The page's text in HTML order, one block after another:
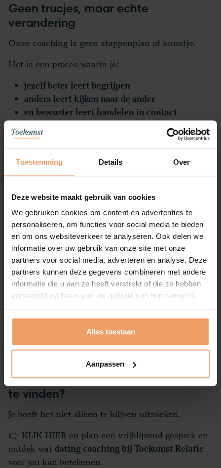
Toestemming Details Over
Deze website maakt gebruik van cookies
We gebruiken cookies om content en advertenties te
personaliseren, om functies voor social media te bieden
en om ons websiteverkeer te analyseren. Ook delen we
informatie over uw gebruik van onze site met onze
partners voor social media, adverteren en analyse. Deze
partners kunnen deze gegevens combineren met andere
informatie die u aan ze heeft verstrekt of die ze hebben
verzameld op basis van uw gebruik van hun services.
Alles toestaan
Aanpassen
Geen trucjes, maar echte
verandering
Onze coaching is geen stappenplan of kunstje.
Het is een proces waarin je:
jezelf beter leert begrijpen
anders leert kijken naar de ander
en bewuster leert handelen in contact
Zodat je keuzes maakt die kloppen, niet alleen op
Je hebt interessante ontmoetingen, maar het
beklijft niet.
Je twijfelt snel of haakt af.
Je verlangt naar een echte relatie, maar het
lukt niet om daar te komen.
Je voelt dat er “iets” zit, maar je krijgt er geen
grip op.
Klaar om eindelijke je nieuwe partner
te vinden?
Je hoeft het niet alleen te blijven uitzoeken.
👉 KLIK HIER en plan een vrijblijvend gesprek en
ontdek watdating coaching bij Toekomst Relatie
voor jou kan betekenen.